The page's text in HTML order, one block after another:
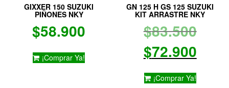
GIXXER 150 SUZUKI
PIÑONES NKY
$58.900
¡Comprar Ya!
GN 125 H GS 125 SUZUKI
KIT ARRASTRE NKY
$83.500El
$72.900El
¡Comprar Ya!